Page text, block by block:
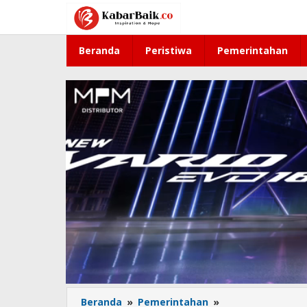
konten
Beranda Peristiwa Pemerintahan
Beranda » Pemerintahan »